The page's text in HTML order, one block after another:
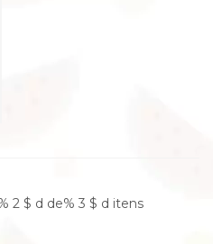
2 $ d de% 3 $ d itens